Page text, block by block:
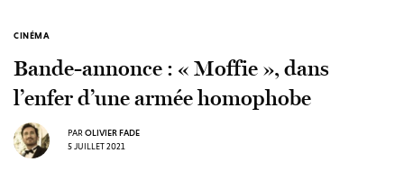
CINÉMA
Bande-annonce : « Moffie », dans
l’enfer d’une armée homophobe
PAROLIVIER FADE
5 JUILLET 2021